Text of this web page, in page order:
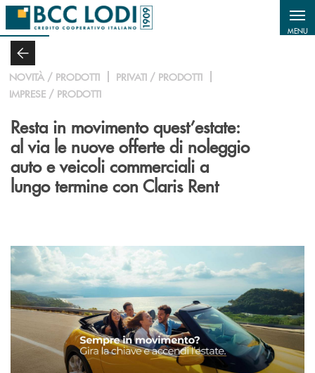
Salta al contenuto principale
MENU
NOVITÀ / PRODOTTI
PRIVATI / PRODOTTI
IMPRESE / PRODOTTI
Resta in movimento quest’estate:
al via le nuove offerte di noleggio
auto e veicoli commerciali a
lungo termine con Claris Rent